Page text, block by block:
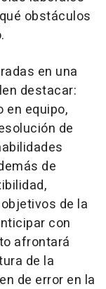
obstáculos
en una
destacar:
en equipo,
de
de
de la
con
afrontará
de la
de error en la